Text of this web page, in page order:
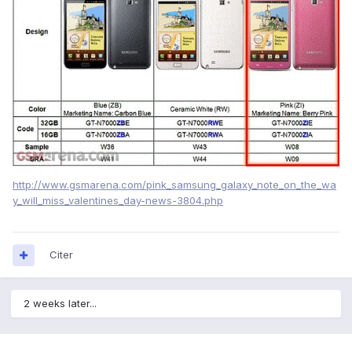
http://www.gsmarena.com/pink_samsung_galaxy_note_on_the_wa
y_will_miss_valentines_day-news-3804.php
Citer
2 weeks later...